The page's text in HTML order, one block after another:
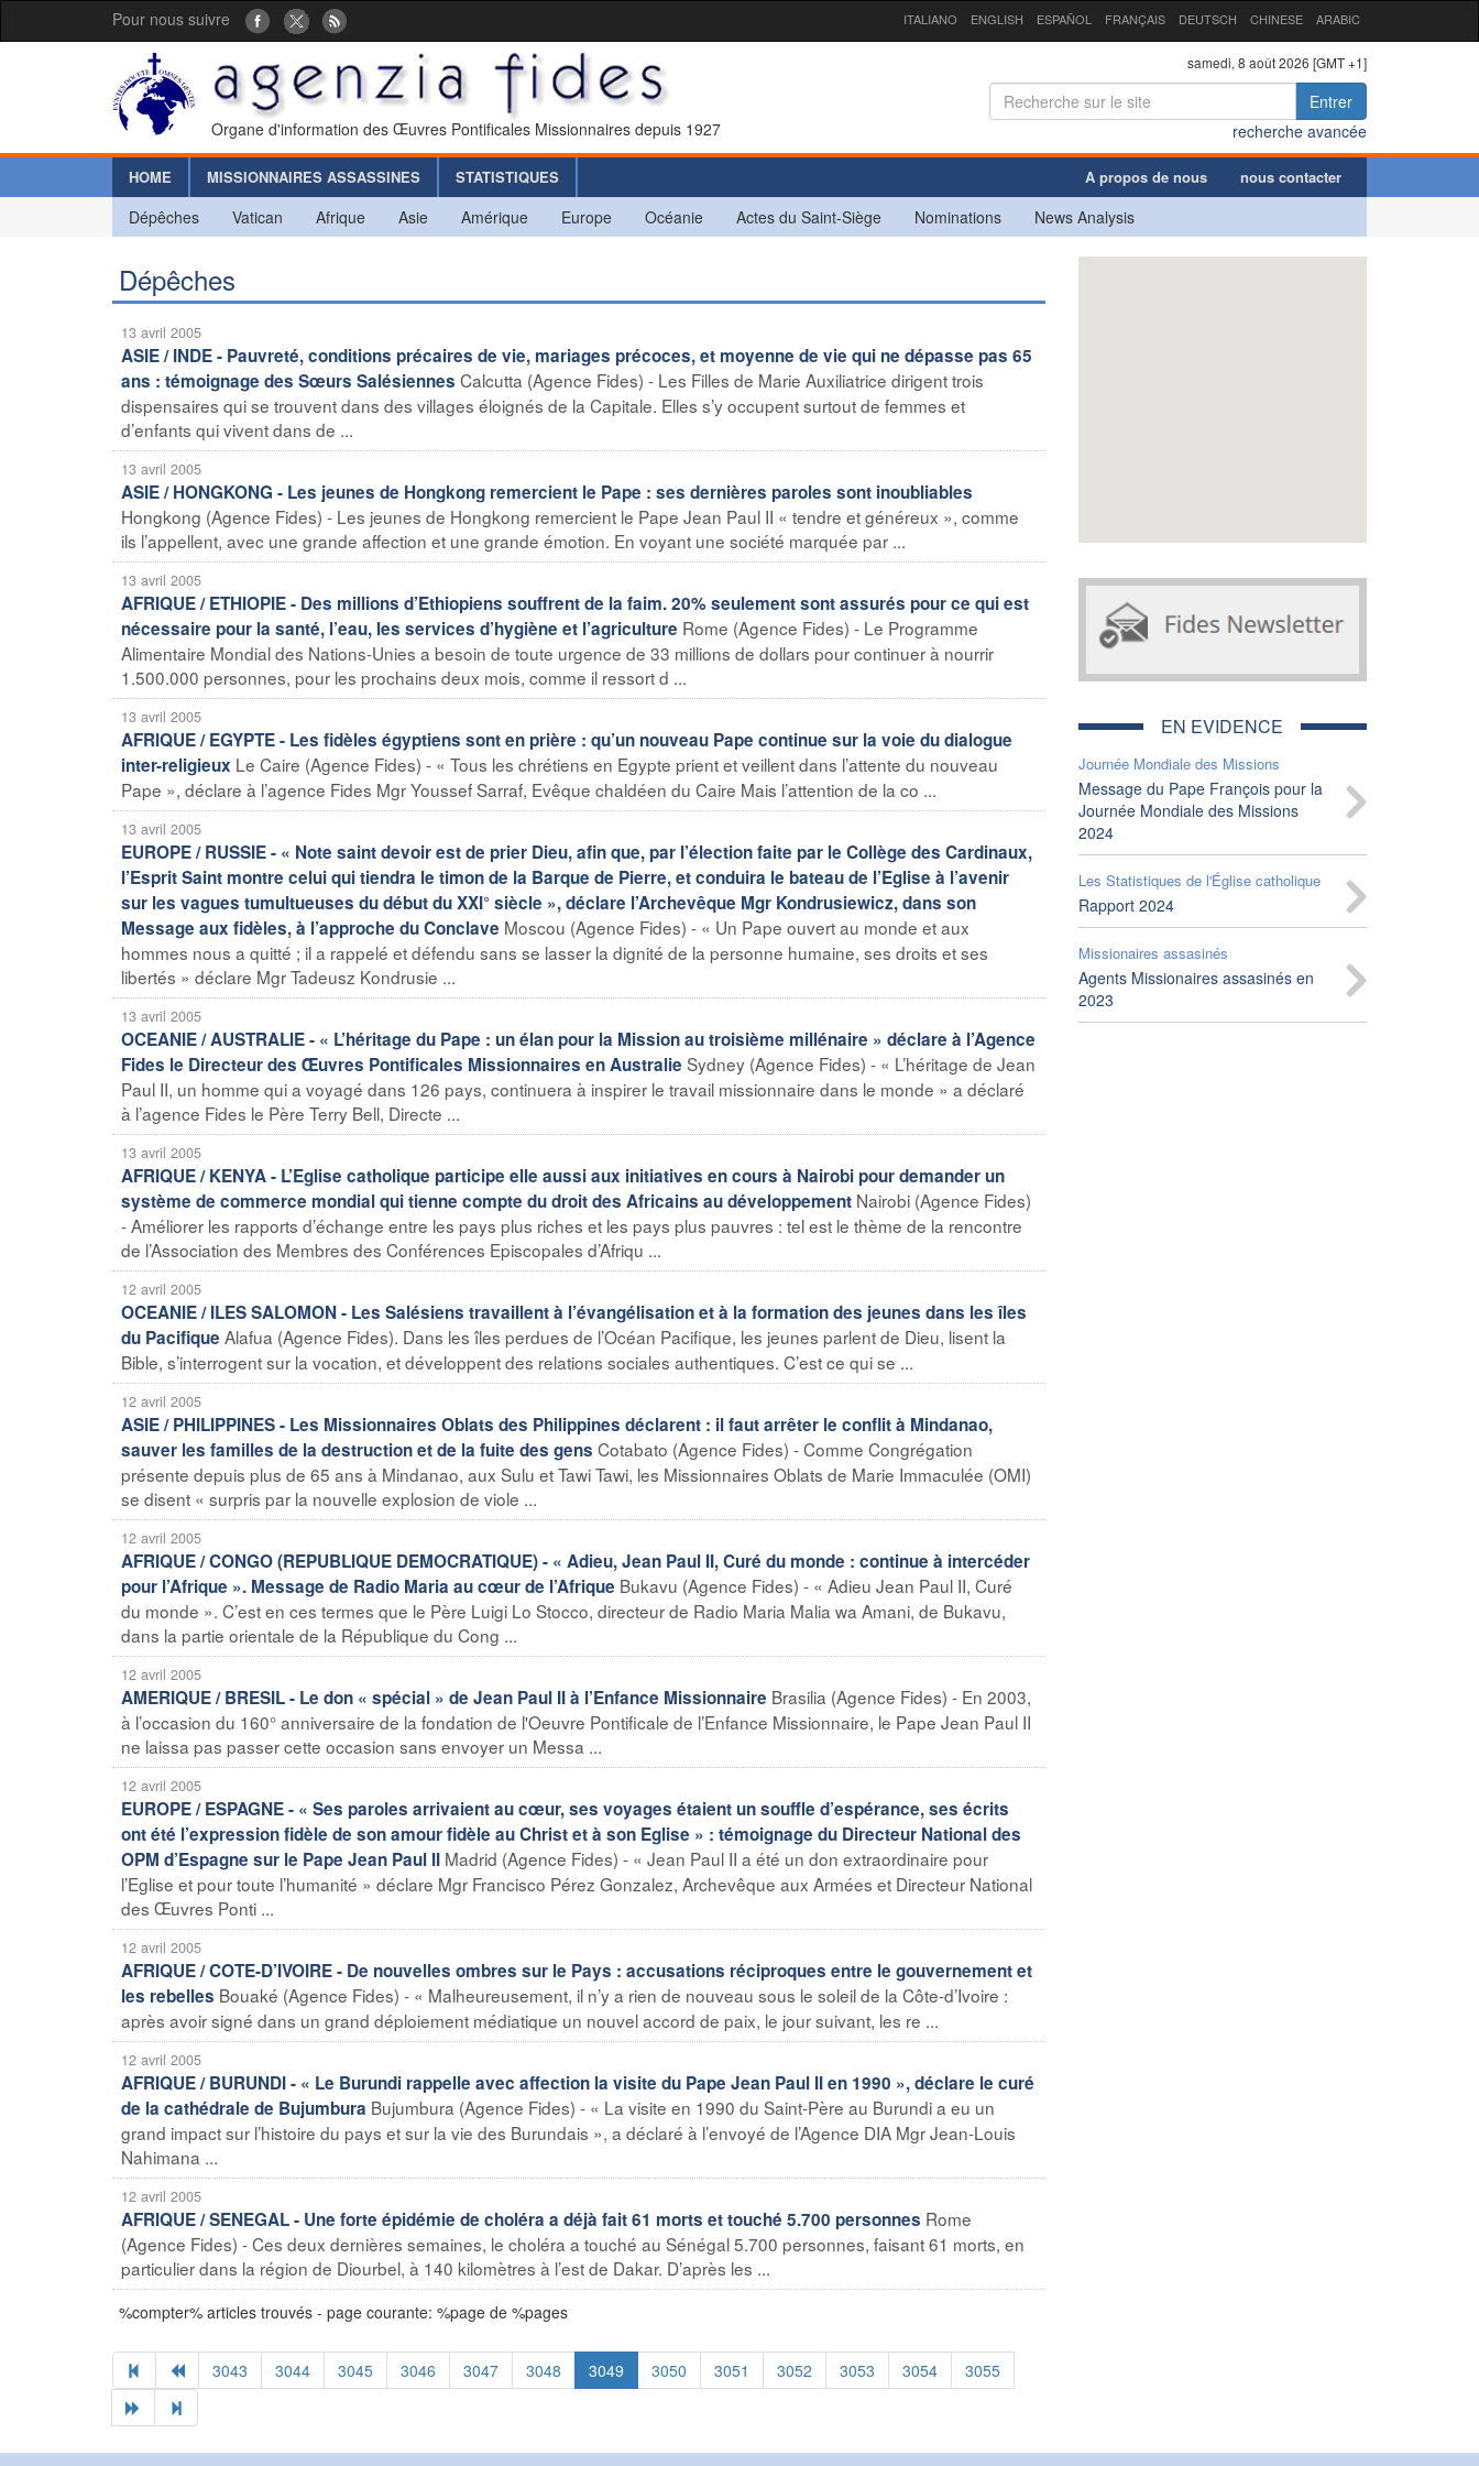
Pour nous suivre ITALIANO ENGLISH ESPAÑOL FRANÇAIS DEUTSCH CHINESE ARABIC
Organe d'information des Œuvres Pontificales Missionnaires depuis 1927
samedi, 8 août 2026 [GMT +1]
Entrer
recherche avancée
HOME MISSIONNAIRES ASSASSINES STATISTIQUES A propos de nous nous contacter
Dépêches Vatican Afrique Asie Amérique Europe Océanie Actes du Saint-Siège Nominations News Analysis
Dépêches
13 avril 2005
ASIE / INDE - Pauvreté, conditions précaires de vie, mariages précoces, et moyenne de vie qui ne dépasse pas 65
ans : témoignage des Sœurs Salésiennes Calcutta (Agence Fides) - Les Filles de Marie Auxiliatrice dirigent trois
dispensaires qui se trouvent dans des villages éloignés de la Capitale. Elles s’y occupent surtout de femmes et
d’enfants qui vivent dans de ...
13 avril 2005
ASIE / HONGKONG - Les jeunes de Hongkong remercient le Pape : ses dernières paroles sont inoubliables
Hongkong (Agence Fides) - Les jeunes de Hongkong remercient le Pape Jean Paul II « tendre et généreux », comme
ils l’appellent, avec une grande affection et une grande émotion. En voyant une société marquée par ...
13 avril 2005
AFRIQUE / ETHIOPIE - Des millions d’Ethiopiens souffrent de la faim. 20% seulement sont assurés pour ce qui est
nécessaire pour la santé, l’eau, les services d’hygiène et l’agriculture Rome (Agence Fides) - Le Programme
Alimentaire Mondial des Nations-Unies a besoin de toute urgence de 33 millions de dollars pour continuer à nourrir
1.500.000 personnes, pour les prochains deux mois, comme il ressort d ...
13 avril 2005
AFRIQUE / EGYPTE - Les fidèles égyptiens sont en prière : qu’un nouveau Pape continue sur la voie du dialogue
inter-religieux Le Caire (Agence Fides) - « Tous les chrétiens en Egypte prient et veillent dans l’attente du nouveau
Pape », déclare à l’agence Fides Mgr Youssef Sarraf, Evêque chaldéen du Caire Mais l’attention de la co ...
13 avril 2005
EUROPE / RUSSIE - « Note saint devoir est de prier Dieu, afin que, par l’élection faite par le Collège des Cardinaux,
l’Esprit Saint montre celui qui tiendra le timon de la Barque de Pierre, et conduira le bateau de l’Eglise à l’avenir
sur les vagues tumultueuses du début du XXI° siècle », déclare l’Archevêque Mgr Kondrusiewicz, dans son
Message aux fidèles, à l’approche du Conclave Moscou (Agence Fides) - « Un Pape ouvert au monde et aux
hommes nous a quitté ; il a rappelé et défendu sans se lasser la dignité de la personne humaine, ses droits et ses
libertés » déclare Mgr Tadeusz Kondrusie ...
13 avril 2005
OCEANIE / AUSTRALIE - « L’héritage du Pape : un élan pour la Mission au troisième millénaire » déclare à l’Agence
Fides le Directeur des Œuvres Pontificales Missionnaires en Australie Sydney (Agence Fides) - « L’héritage de Jean
Paul II, un homme qui a voyagé dans 126 pays, continuera à inspirer le travail missionnaire dans le monde » a déclaré
à l’agence Fides le Père Terry Bell, Directe ...
13 avril 2005
AFRIQUE / KENYA - L’Eglise catholique participe elle aussi aux initiatives en cours à Nairobi pour demander un
système de commerce mondial qui tienne compte du droit des Africains au développement Nairobi (Agence Fides)
- Améliorer les rapports d’échange entre les pays plus riches et les pays plus pauvres : tel est le thème de la rencontre
de l’Association des Membres des Conférences Episcopales d’Afriqu ...
12 avril 2005
OCEANIE / ILES SALOMON - Les Salésiens travaillent à l’évangélisation et à la formation des jeunes dans les îles
du Pacifique Alafua (Agence Fides). Dans les îles perdues de l’Océan Pacifique, les jeunes parlent de Dieu, lisent la
Bible, s’interrogent sur la vocation, et développent des relations sociales authentiques. C’est ce qui se ...
12 avril 2005
ASIE / PHILIPPINES - Les Missionnaires Oblats des Philippines déclarent : il faut arrêter le conflit à Mindanao,
sauver les familles de la destruction et de la fuite des gens Cotabato (Agence Fides) - Comme Congrégation
présente depuis plus de 65 ans à Mindanao, aux Sulu et Tawi Tawi, les Missionnaires Oblats de Marie Immaculée (OMI)
se disent « surpris par la nouvelle explosion de viole ...
12 avril 2005
AFRIQUE / CONGO (REPUBLIQUE DEMOCRATIQUE) - « Adieu, Jean Paul II, Curé du monde : continue à intercéder
pour l’Afrique ». Message de Radio Maria au cœur de l’Afrique Bukavu (Agence Fides) - « Adieu Jean Paul II, Curé
du monde ». C’est en ces termes que le Père Luigi Lo Stocco, directeur de Radio Maria Malia wa Amani, de Bukavu,
dans la partie orientale de la République du Cong ...
12 avril 2005
AMERIQUE / BRESIL - Le don « spécial » de Jean Paul II à l’Enfance Missionnaire Brasilia (Agence Fides) - En 2003,
à l’occasion du 160° anniversaire de la fondation de l'Oeuvre Pontificale de l’Enfance Missionnaire, le Pape Jean Paul II
ne laissa pas passer cette occasion sans envoyer un Messa ...
12 avril 2005
EUROPE / ESPAGNE - « Ses paroles arrivaient au cœur, ses voyages étaient un souffle d’espérance, ses écrits
ont été l’expression fidèle de son amour fidèle au Christ et à son Eglise » : témoignage du Directeur National des
OPM d’Espagne sur le Pape Jean Paul II Madrid (Agence Fides) - « Jean Paul II a été un don extraordinaire pour
l’Eglise et pour toute l’humanité » déclare Mgr Francisco Pérez Gonzalez, Archevêque aux Armées et Directeur National
des Œuvres Ponti ...
12 avril 2005
AFRIQUE / COTE-D’IVOIRE - De nouvelles ombres sur le Pays : accusations réciproques entre le gouvernement et
les rebelles Bouaké (Agence Fides) - « Malheureusement, il n’y a rien de nouveau sous le soleil de la Côte-d’Ivoire :
après avoir signé dans un grand déploiement médiatique un nouvel accord de paix, le jour suivant, les re ...
12 avril 2005
AFRIQUE / BURUNDI - « Le Burundi rappelle avec affection la visite du Pape Jean Paul II en 1990 », déclare le curé
de la cathédrale de Bujumbura Bujumbura (Agence Fides) - « La visite en 1990 du Saint-Père au Burundi a eu un
grand impact sur l’histoire du pays et sur la vie des Burundais », a déclaré à l’envoyé de l’Agence DIA Mgr Jean-Louis
Nahimana ...
12 avril 2005
AFRIQUE / SENEGAL - Une forte épidémie de choléra a déjà fait 61 morts et touché 5.700 personnes Rome
(Agence Fides) - Ces deux dernières semaines, le choléra a touché au Sénégal 5.700 personnes, faisant 61 morts, en
particulier dans la région de Diourbel, à 140 kilomètres à l’est de Dakar. D’après les ...
%compter% articles trouvés - page courante: %page de %pages
3043 3044 3045 3046 3047 3048 3049 3050 3051 3052 3053 3054 3055
EN EVIDENCE
Journée Mondiale des Missions
Message du Pape François pour la
Journée Mondiale des Missions
2024
Les Statistiques de l'Église catholique
Rapport 2024
Missionaires assasinés
Agents Missionaires assasinés en
2023